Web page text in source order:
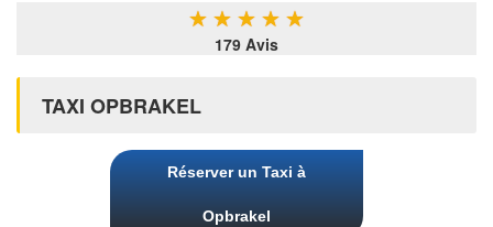
★ ★ ★ ★ ★
179 Avis
TAXI OPBRAKEL
Réserver un Taxi à
Opbrakel